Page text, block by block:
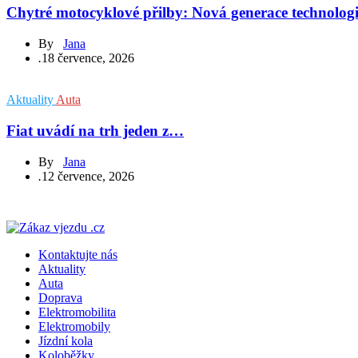
Chytré motocyklové přilby: Nová generace
By Jana
.18 července, 2026
Aktuality Auta
Fiat uvádí na trh jeden z…
By Jana
.12 července, 2026
Kontaktujte nás
Aktuality
Auta
Doprava
Elektromobilita
Elektromobily
Jízdní kola
Koloběžky